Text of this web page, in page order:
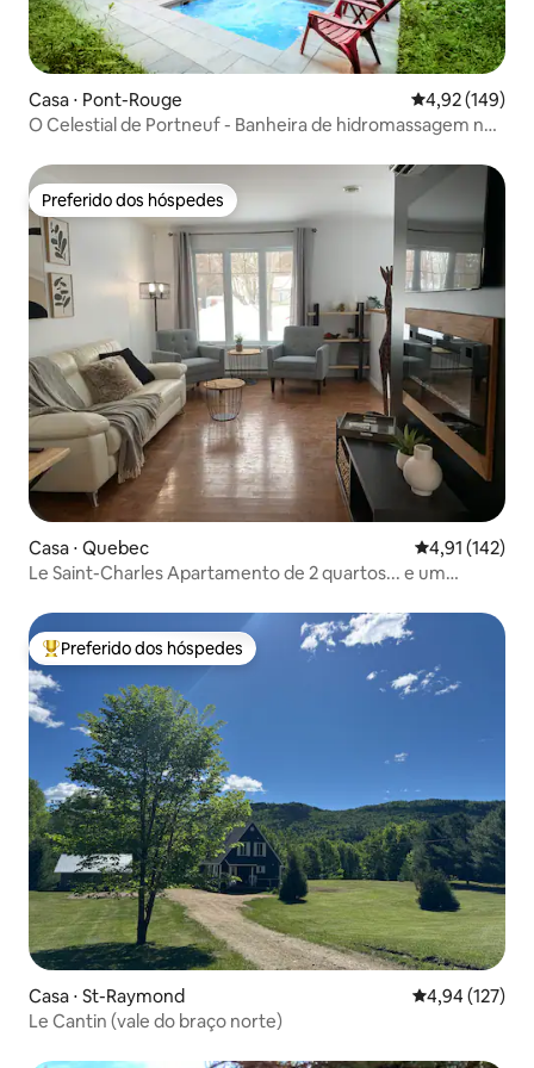
Casa ⋅ Pont-Rouge 4,92 de uma
4,92 (149)
O Celestial de Portneuf - Banheira de hidromassagem na
Preferido dos hóspedes
Preferido dos hóspedes
Casa ⋅ Quebec 4,91 de uma
4,91 (142)
Le Saint-Charles Apartamento de 2 quartos... e um
Entre os melhores preferidos dos hóspedes
Preferido dos hóspedes
Casa ⋅ St-Raymond 4,94 de uma
4,94 (127)
Le Cantin (vale do braço norte)